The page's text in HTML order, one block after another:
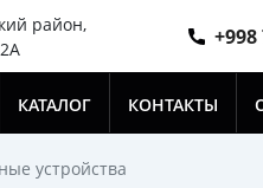
район,
+998
КАТАЛОГ КОНТАКТЫ
устройства